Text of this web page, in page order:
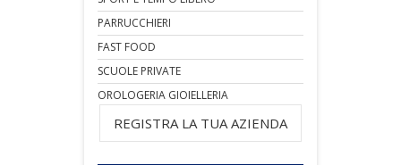
PARRUCCHIERI
FAST FOOD
SCUOLE PRIVATE
OROLOGERIA GIOIELLERIA
REGISTRA LA TUA AZIENDA